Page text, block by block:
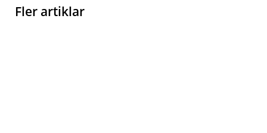
Fler artiklar